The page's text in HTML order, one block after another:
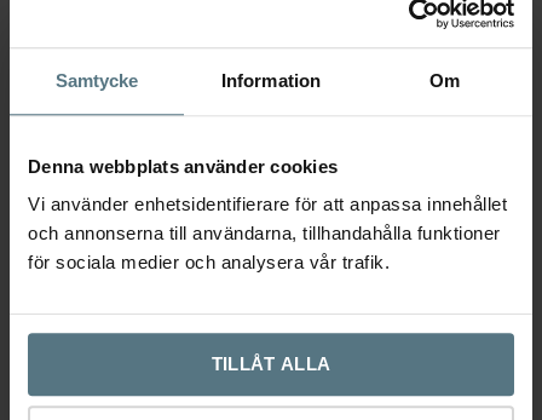
Samtycke Information Om
Denna webbplats använder cookies
Vi använder enhetsidentifierare för att anpassa innehållet
och annonserna till användarna, tillhandahålla funktioner
för sociala medier och analysera vår trafik.
TILLÅT ALLA
Dimensioner
Utförande
Serie TA211,Tapwell Black Chrome
Varumärke Tapwell